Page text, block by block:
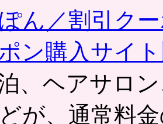
ん／割引ク
ン購入サイ
、ヘアサロ
が、通常料